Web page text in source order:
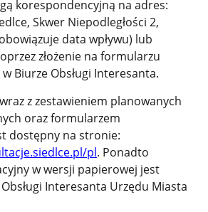
korespondencyjną na adres:
Skwer Niepodległości 2,
data wpływu) lub
złożenie na formularzu
Biurze Obsługi Interesanta.
z zestawieniem planowanych
oraz formularzem
dostępny na stronie:
pl. Ponadto
w wersji papierowej jest
Interesanta Urzędu Miasta